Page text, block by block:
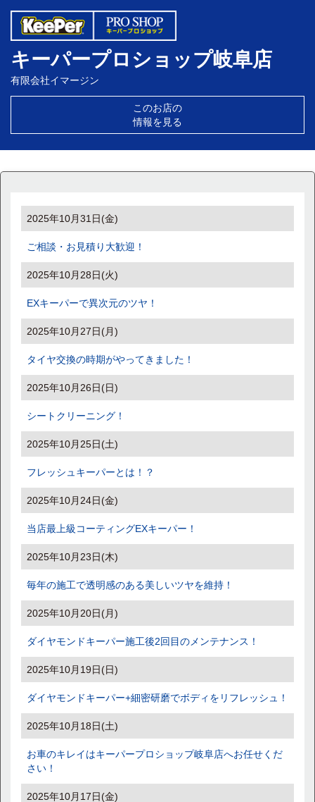
キーパープロショップ岐阜店
有限会社イマージン
このお店の
情報を見る
2025年10月31日(金)
ご相談・お見積り大歓迎！
2025年10月28日(火)
EXキーパーで異次元のツヤ！
2025年10月27日(月)
タイヤ交換の時期がやってきました！
2025年10月26日(日)
シートクリーニング！
2025年10月25日(土)
フレッシュキーパーとは！？
2025年10月24日(金)
当店最上級コーティングEXキーパー！
2025年10月23日(木)
毎年の施工で透明感のある美しいツヤを維持！
2025年10月20日(月)
ダイヤモンドキーパー施工後2回目のメンテナンス！
2025年10月19日(日)
ダイヤモンドキーパー+細密研磨でボディをリフレッシュ！
2025年10月18日(土)
お車のキレイはキーパープロショップ岐阜店へお任せくだ
さい！
2025年10月17日(金)